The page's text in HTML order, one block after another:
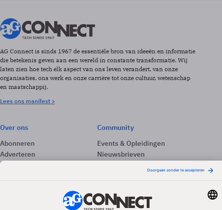
AG Connect is sinds 1967 de essentiële bron van ideeën en informatie
die betekenis geven aan een wereld in constante transformatie. Wij
laten zien hoe tech elk aspect van ons leven verandert, van onze
organisaties, ons werk en onze carrière tot onze cultuur, wetenschap
en maatschappij.
Lees ons manifest >
Over ons
Abonneren
Adverteren
Contact
Community
Events & Opleidingen
Nieuwsbrieven